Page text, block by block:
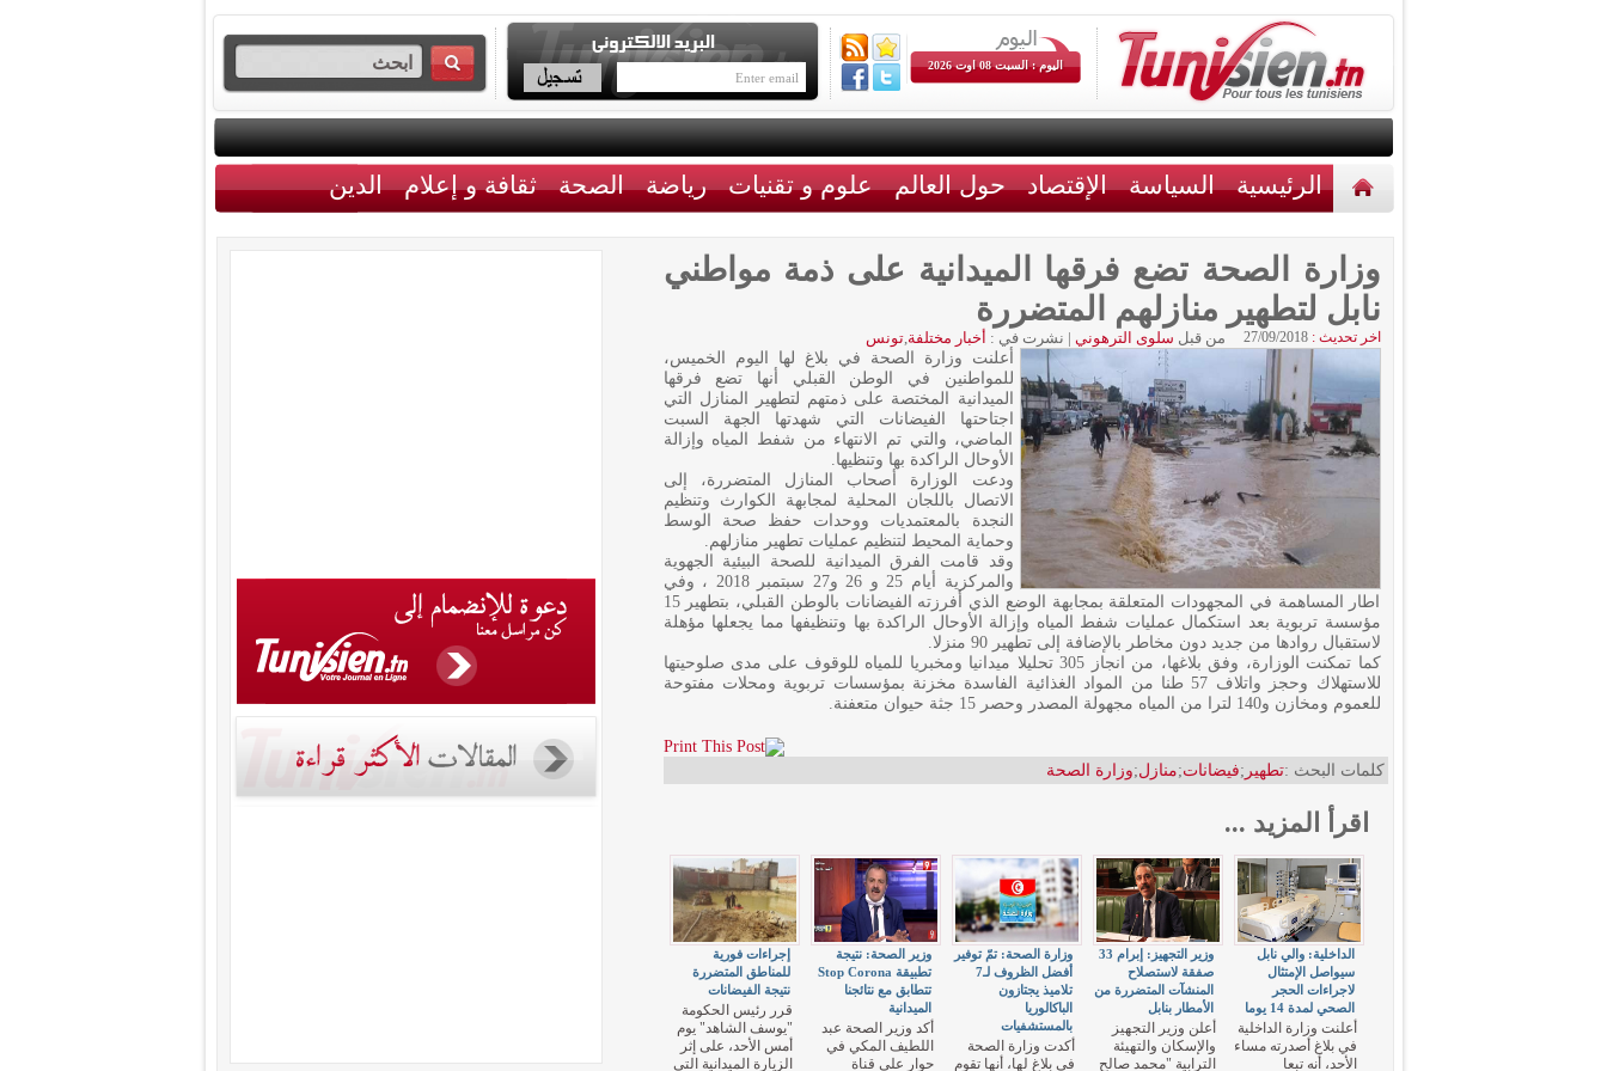
اليوم : السبت 08 اوت 2026
الرئيسية السياسة الإقتصاد حول العالم علوم و تقنيات رياضة الصحة ثقافة و إعلام الدين
وزارة الصحة تضع فرقها الميدانية على ذمة مواطني
نابل لتطهير منازلهم المتضررة
اخر تحديث : 27/09/2018 من قبل سلوى الترهوني | نشرت في : أخبار مختلفة,تونس
أعلنت وزارة الصحة في بلاغ لها اليوم الخميس،
للمواطنين في الوطن القبلي أنها تضع فرقها
الميدانية المختصة على ذمتهم لتطهير المنازل التي
اجتاحتها الفيضانات التي شهدتها الجهة السبت
الماضي، والتي تم الانتهاء من شفط المياه وإزالة
الأوحال الراكدة بها وتنظيها.
ودعت الوزارة أصحاب المنازل المتضررة، إلى
الاتصال باللجان المحلية لمجابهة الكوارث وتنظيم
النجدة بالمعتمديات ووحدات حفظ صحة الوسط
وحماية المحيط لتنظيم عمليات تطهير منازلهم.
وقد قامت الفرق الميدانية للصحة البيئية الجهوية
والمركزية أيام 25 و 26 و27 سبتمبر 2018 ، وفي
اطار المساهمة في المجهودات المتعلقة بمجابهة الوضع الذي أفرزته الفيضانات بالوطن القبلي، بتطهير 15
مؤسسة تربوية بعد استكمال عمليات شفط المياه وإزالة الأوحال الراكدة بها وتنظيفها مما يجعلها مؤهلة
لاستقبال روادها من جديد دون مخاطر بالإضافة إلى تطهير 90 منزلا.
كما تمكنت الوزارة، وفق بلاغها، من انجاز 305 تحليلا ميدانيا ومخبريا للمياه للوقوف على مدى صلوحيتها
للاستهلاك وحجز واتلاف 57 طنا من المواد الغذائية الفاسدة مخزنة بمؤسسات تربوية ومحلات مفتوحة
للعموم ومخازن و140 لترا من المياه مجهولة المصدر وحصر 15 جثة حيوان متعفنة.
كلمات البحث :تطهير ;فيضانات;منازل;وزارة الصحة
اقرأ المزيد ...
إجراءات فورية
للمناطق المتضررة
نتيجة الفيضانات
قرر رئيس الحكومة
"يوسف الشاهد" يوم
أمس الأحد، على إثر
الزيارة الميدانية التي
وزير الصحة: نتيجة
تطبيقة Stop Corona
تتطابق مع نتائجنا
الميدانية
أكد وزير الصحة عبد
اللطيف المكي في
حوار على قناة
وزارة الصحة: تمّ توفير
أفضل الظروف لـ7
تلاميذ يجتازون
الباكالوريا
بالمستشفيات
أكدت وزارة الصحة
في بلاغ لها، أنها تقوم
وزير التجهيز: إبرام 33
صفقة لاستصلاح
المنشآت المتضررة من
الأمطار بنابل
أعلن وزير التجهيز
والإسكان والتهيئة
الترابية "محمد صالح
الداخلية: والي نابل
سيواصل الإمتثال
لاجراءات الحجر
الصحي لمدة 14 يوما
أعلنت وزارة الداخلية
في بلاغ أصدرته مساء
الأحد، أنه تبعا